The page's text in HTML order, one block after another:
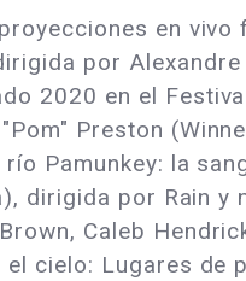
en
por
2020 en el
Preston
Pamunkey: la
dirigida por Rain
Caleb
el cielo: Lugares